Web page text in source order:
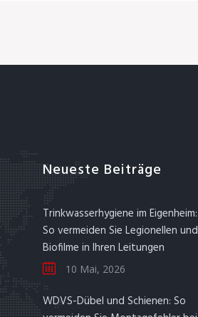
Neueste Beiträge
Trinkwasserhygiene im Eigenheim:
So vermeiden Sie Legionellen und
Biofilme in Ihren Leitungen
10 Mai, 2026
WDVS-Dübel und Schienen: So